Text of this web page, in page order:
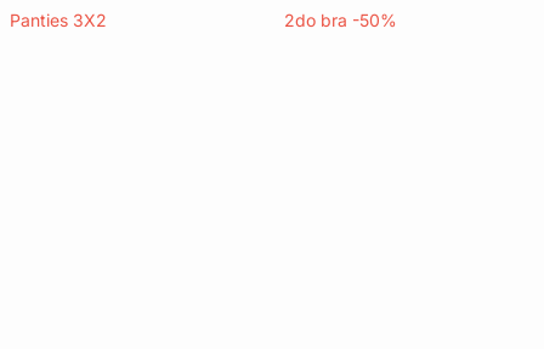
Panties 3X2 2do bra -50%